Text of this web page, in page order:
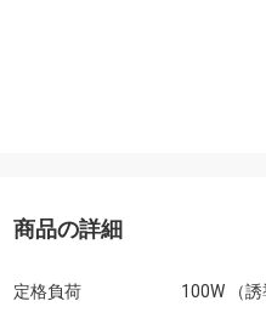
商品の詳細
定格負荷 100W （誘